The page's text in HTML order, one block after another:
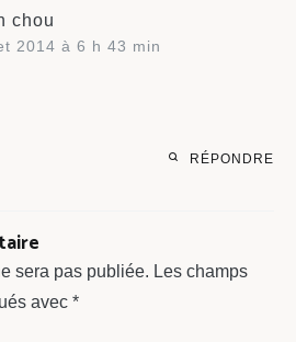
chou
2014 à 6 h 43 min
RÉPONDRE
sera pas publiée. Les champs
avec *